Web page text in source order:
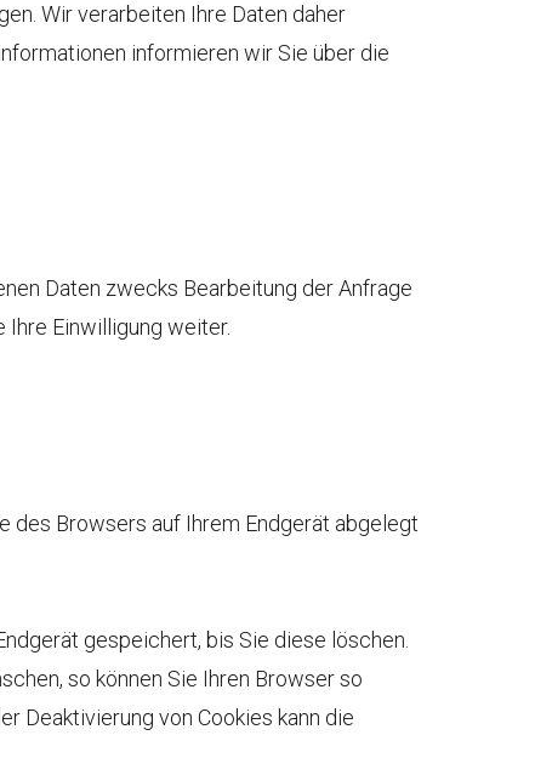
Wir verarbeiten Ihre Daten daher
informieren wir Sie über die
Daten zwecks Bearbeitung der Anfrage
Einwilligung weiter.
des Browsers auf Ihrem Endgerät abgelegt
gespeichert, bis Sie diese löschen.
so können Sie Ihren Browser so
Deaktivierung von Cookies kann die